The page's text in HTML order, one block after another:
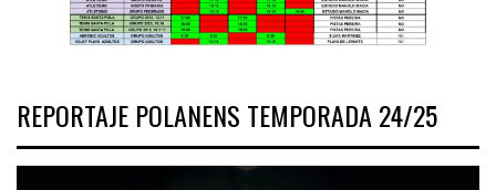
REPORTAJE POLANENS TEMPORADA 24/25